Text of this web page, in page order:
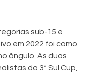
sub-15 e
em 2022 foi como
ângulo. As duas
da 3ª Sul Cup,